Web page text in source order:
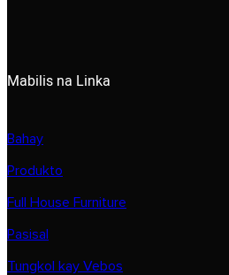
Mabilis na Linka
Bahay
Produkto
Full House Furniture
Pasisal
Tungkol kay Vebos